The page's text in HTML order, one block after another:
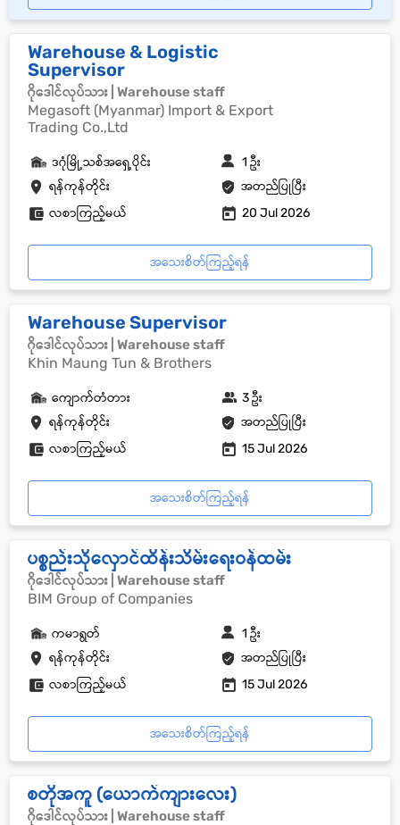
Warehouse & Logistic
Supervisor
ဂိုဒေါင်လုပ်သား | Warehouse staff
Megasoft (Myanmar) Import & Export
Trading Co.,Ltd
ရန်ကုန်တိုင်း အတည်ပြုပြီး
ဒဂုံမြို့သစ်အရှေ့ပိုင်း 1 ဦး
လစာကြည့်မယ် 20 Jul 2026
အသေးစိတ်ကြည့်ရန်
Warehouse Supervisor
ဂိုဒေါင်လုပ်သား | Warehouse staff
Khin Maung Tun & Brothers
ရန်ကုန်တိုင်း အတည်ပြုပြီး
ကျောက်တံတား 3 ဦး
လစာကြည့်မယ် 15 Jul 2026
အသေးစိတ်ကြည့်ရန်
ပစ္စည်းသိုလှောင်ထိန်းသိမ်းရေးဝန်ထမ်း
ဂိုဒေါင်လုပ်သား | Warehouse staff
BIM Group of Companies
ရန်ကုန်တိုင်း အတည်ပြုပြီး
ကမာရွတ် 1 ဦး
လစာကြည့်မယ် 15 Jul 2026
အသေးစိတ်ကြည့်ရန်
စတိုအကူ (ယောက်ကျားလေး)
ဂိုဒေါင်လုပ်သား | Warehouse staff